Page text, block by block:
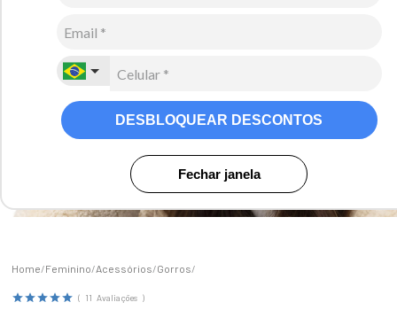
DESBLOQUEAR DESCONTOS
Fechar janela
Feminino Acessórios Gorros
11 Avaliações